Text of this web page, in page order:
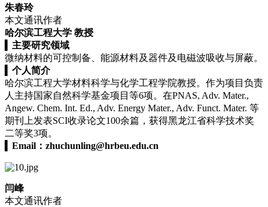
朱春玲
本文通讯作者
哈尔滨工程大学 教授
主要研究领域
微纳材料的可控制备、能源材料及器件及电磁波吸收与屏蔽。
个人简介
哈尔滨工程大学材料科学与化学工程学院教授。作为项目负责
人主持国家自然科学基金项目等6项。在PNAS, Adv. Mater.,
Angew. Chem. Int. Ed., Adv. Energy Mater., Adv. Funct. Mater. 等
期刊上发表SCI收录论文100余篇，获得黑龙江省科学技术奖
二等奖3项。
Email： zhuchunling@hrbeu.edu.cn
闫峰
本文通讯作者